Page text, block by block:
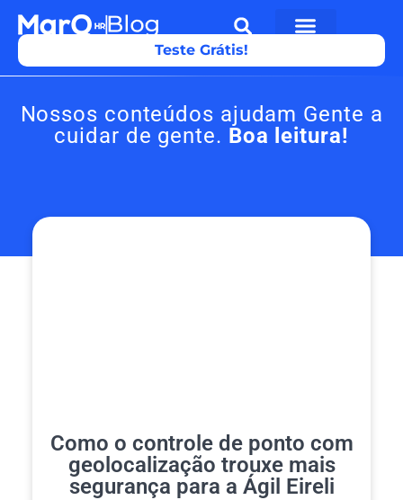
Teste Grátis!
Nossos conteúdos ajudam Gente a
cuidar de gente. Boa leitura!
Como o controle de ponto com
geolocalização trouxe mais
segurança para a Ágil Eireli